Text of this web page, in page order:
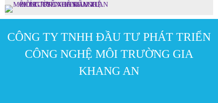
CÔNG TY TNHH ĐẦU TƯ PHÁT TRIỂN
CÔNG NGHỆ MÔI TRƯỜNG GIA
KHANG AN